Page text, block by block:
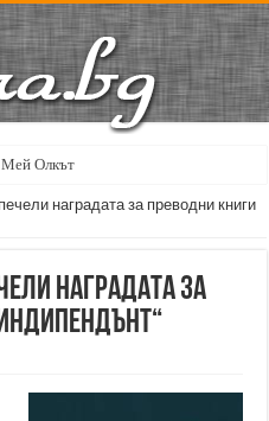
Мей Олкът
наградата за преводни книги
наградата за